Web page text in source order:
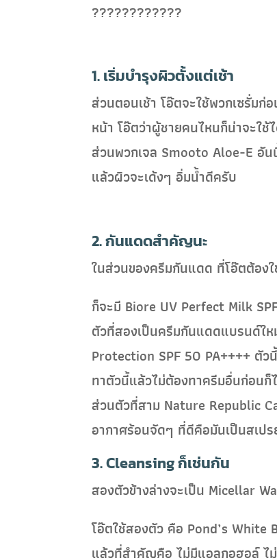
????????????
1. เริ่มบำรุงผิวตั้งแต่เช้า
ส่วนตอนเช้า โอ๊ตจะใช้พวกเซรั่ม
หน้า โอ๊ตว่าผู้ชายคนไหนก็น่าจะใ
ส่วนพวกเจล Smooto Aloe-E อัน
แล้วผิวจะเด้งๆ อิ่มน้ำดีครับ
2. กันแดดสำคัญนะ
ในส่วนของครีมกันแดด ที่โอ๊ตต้อง
ก็จะมี Biore UV Perfect Milk
ตัวที่สองเป็นครีมกันแดดแบรนด์ใ
Protection SPF 50 PA++++ ตั
ทาตัวนี้แล้วไม่ต้องทาครีมอื่นก่อนก็
ส่วนตัวที่สาม Nature Republic
อากาศร้อนจัดๆ ที่ดีคือมันเป็นสเป
3. Cleansing ก็เช่นกัน
สองตัวข้างล่างจะเป็น Micellar
โอ๊ตใช้สองตัว คือ Pond’s White
แล้วที่สำคัญคือ ไม่มีแอลกอฮอล์ ไ